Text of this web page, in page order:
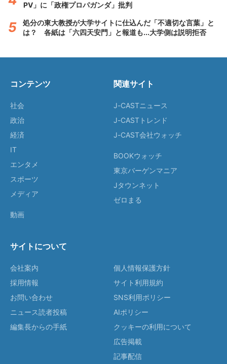
PV」に「政権プロパガンダ」批判
処分の東大教授が大学サイトに仕込んだ「不適切な言葉」と
は？ 各紙は「六四天安門」と報道も...大学側は説明拒否
コンテンツ
社会
政治
経済
IT
エンタメ
スポーツ
メディア
動画
関連サイト
J-CASTニュース
J-CASTトレンド
J-CAST会社ウォッチ
BOOKウォッチ
東京バーゲンマニア
Jタウンネット
ゼロまる
サイトについて
会社案内
採用情報
お問い合わせ
ニュース読者投稿
編集長からの手紙
個人情報保護方針
サイト利用規約
SNS利用ポリシー
AIポリシー
クッキーの利用について
広告掲載
記事配信